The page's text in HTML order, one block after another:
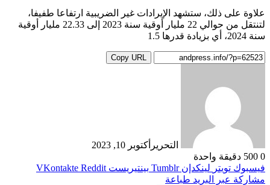
علاوة على ذلك، ستشهد الإيرادات غير الضريبية ارتفاعا طفيفا،
لتنتقل من حوالي 22 مليار أوقية سنة 2023 إلى 22.33 مليار أوقية
سنة 2024، أي بزيادة قدرها 1.5
Copy URL
التحرير أكتوبر 10, 2023
0
دقيقة واحدة
فيسبوك تويتر لينكدإن بينتيريست
مشاركة عبر البريد طباعة